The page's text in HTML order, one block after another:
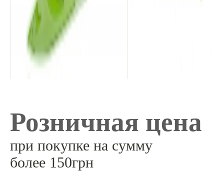
Розничная цена
при покупке на сумму
более 150грн